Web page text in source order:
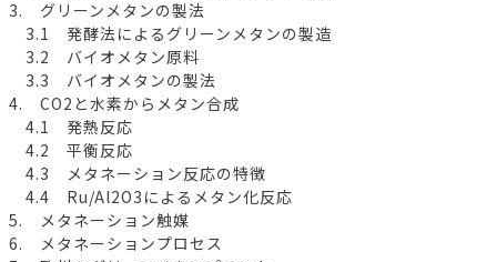
3. グリーンメタンの製法
3.1 発酵法によるグリーンメタンの製造
3.2 バイオメタン原料
3.3 バイオメタンの製法
4. CO2と水素からメタン合成
4.1 発熱反応
4.2 平衡反応
4.3 メタネーション反応の特徴
4.4 Ru/Al2O3によるメタン化反応
5. メタネーション触媒
6. メタネーションプロセス